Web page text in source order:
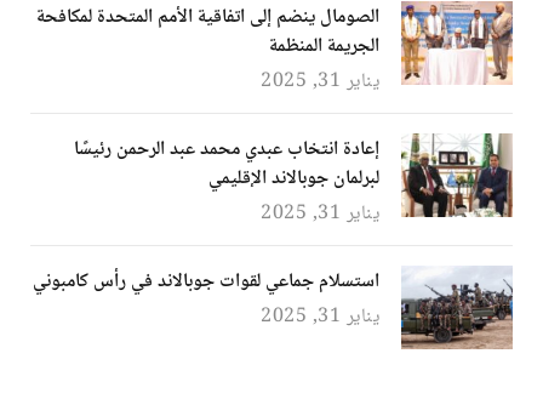
الصومال ينضم إلى اتفاقية الأمم المتحدة لمكافحة
الجريمة المنظمة
يناير 31, 2025
إعادة انتخاب عبدي محمد عبد الرحمن رئيسًا
لبرلمان جوبالاند الإقليمي
يناير 31, 2025
استسلام جماعي لقوات جوبالاند في رأس كامبوني
يناير 31, 2025